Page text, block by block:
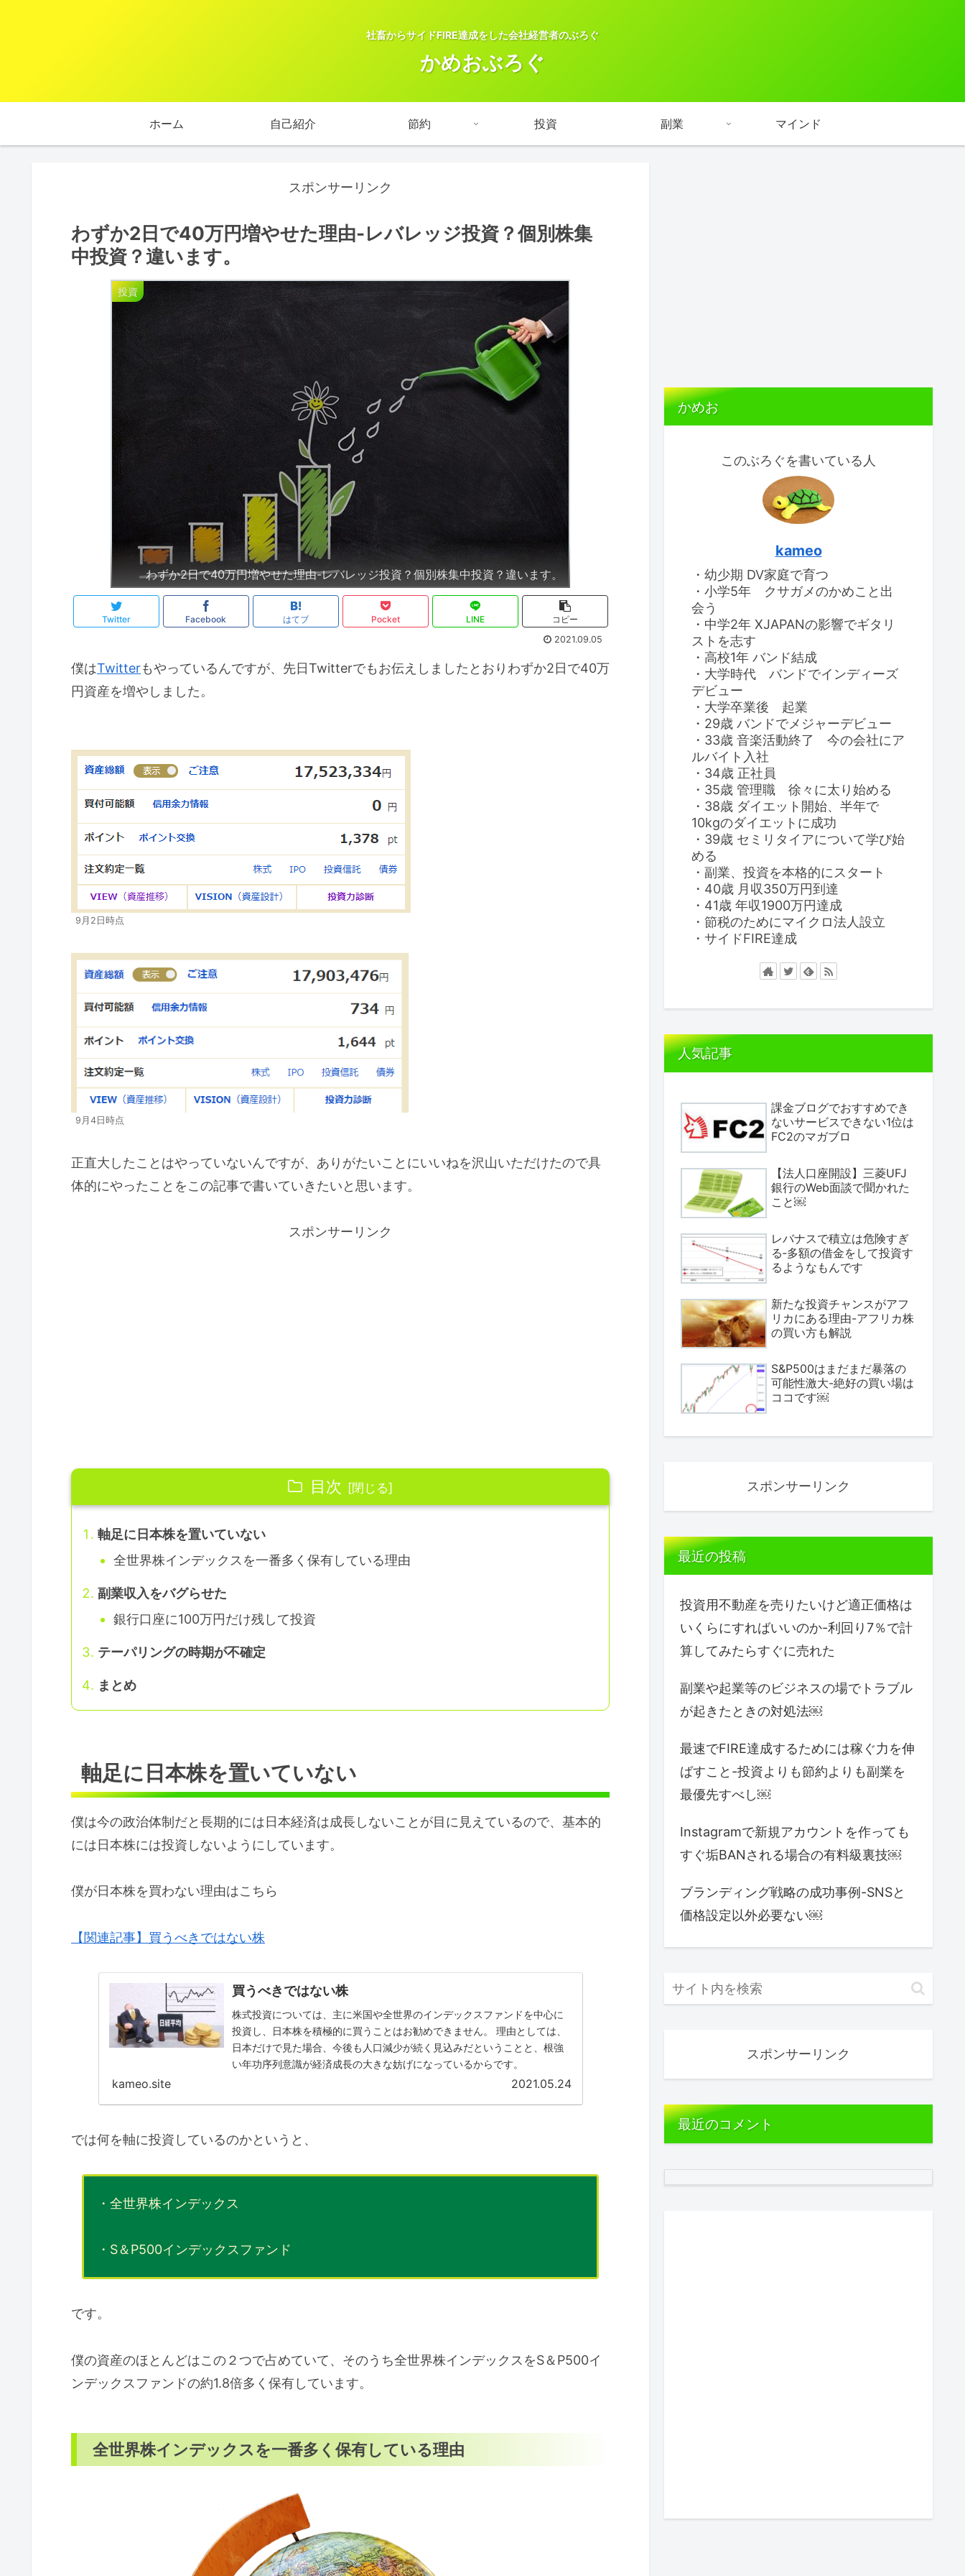
社畜からサイドFIRE達成をした会社経営者のぶろぐ
かめおぶろぐ
ホーム 自己紹介 節約 投資 副業 マインド
スポンサーリンク
わずか2日で40万円増やせた理由-レバレッジ投資？個別株集
中投資？違います。
投資
わずか2日で40万円増やせた理由-レバレッジ投資？個別株集中投資？違います。
Twitter Facebook はてブ Pocket LINE
コピー
2021.09.05
僕はTwitterもやっているんですが、先日Twitterでもお伝えしましたとおりわずか2日で40万
円資産を増やしました。
9月2日時点
9月4日時点
正直大したことはやっていないんですが、ありがたいことにいいねを沢山いただけたので具
体的にやったことをこの記事で書いていきたいと思います。
スポンサーリンク
目次
軸足に日本株を置いていない
全世界株インデックスを一番多く保有している理由
副業収入をバグらせた
銀行口座に100万円だけ残して投資
テーパリングの時期が不確定
まとめ
軸足に日本株を置いていない
僕は今の政治体制だと長期的には日本経済は成長しないことが目に見えているので、基本的
には日本株には投資しないようにしています。
僕が日本株を買わない理由はこちら
【関連記事】買うべきではない株
買うべきではない株
株式投資については、主に米国や全世界のインデックスファンドを中心に
投資し、日本株を積極的に買うことはお勧めできません。 理由としては、
日本だけで見た場合、今後も人口減少が続く見込みだということと、根強
い年功序列意識が経済成長の大きな妨げになっているからです。
kameo.site 2021.05.24
では何を軸に投資しているのかというと、
・全世界株インデックス
・S＆P500インデックスファンド
です。
僕の資産のほとんどはこの２つで占めていて、そのうち全世界株インデックスをS＆P500イ
ンデックスファンドの約1.8倍多く保有しています。
全世界株インデックスを一番多く保有している理由
かめお
このぶろぐを書いている人
kameo
・幼少期 DV家庭で育つ
・小学5年 クサガメのかめこと出
会う
・中学2年 XJAPANの影響でギタリ
ストを志す
・高校1年 バンド結成
・大学時代 バンドでインディーズ
デビュー
・大学卒業後 起業
・29歳 バンドでメジャーデビュー
・33歳 音楽活動終了 今の会社にア
ルバイト入社
・34歳 正社員
・35歳 管理職 徐々に太り始める
・38歳 ダイエット開始、半年で
10kgのダイエットに成功
・39歳 セミリタイアについて学び始
める
・副業、投資を本格的にスタート
・40歳 月収350万円到達
・41歳 年収1900万円達成
・節税のためにマイクロ法人設立
・サイドFIRE達成
人気記事
課金ブログでおすすめでき
ないサービスできない1位は
FC2のマガブロ
【法人口座開設】三菱UFJ
銀行のWeb面談で聞かれた
こと￼
レバナスで積立は危険すぎ
る‐多額の借金をして投資す
るようなもんです
新たな投資チャンスがアフ
リカにある理由-アフリカ株
の買い方も解説
S&P500はまだまだ暴落の
可能性激大-絶好の買い場は
ココです￼
スポンサーリンク
最近の投稿
投資用不動産を売りたいけど適正価格は
いくらにすればいいのか-利回り7％で計
算してみたらすぐに売れた
副業や起業等のビジネスの場でトラブル
が起きたときの対処法￼
最速でFIRE達成するためには稼ぐ力を伸
ばすこと-投資よりも節約よりも副業を
最優先すべし￼
Instagramで新規アカウントを作っても
すぐ垢BANされる場合の有料級裏技￼
ブランディング戦略の成功事例-SNSと
価格設定以外必要ない￼
スポンサーリンク
最近のコメント